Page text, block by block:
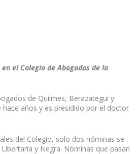
el Colegio de Abogados de la
de Quilmes, Berazategui y
hace años y es presidido por el doctor
del Colegio, solo dos nóminas se
y Negra. Nóminas que pasan